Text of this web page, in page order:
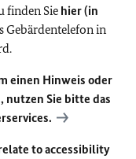
finden Sie hier (in
Gebärdentelefon in
einen Hinweis oder
nutzen Sie bitte das
to accessibility